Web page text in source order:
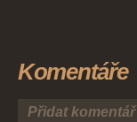
Komentáře
Přidat komentář